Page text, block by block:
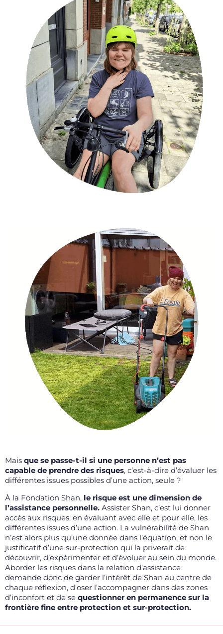
Mais que se passe-t-il si une personne n’est pas
capable de prendre des risques, c’est-à-dire d’évaluer les
différentes issues possibles d’une action, seule ?
À la Fondation Shan, le risque est une dimension de
l’assistance personnelle. Assister Shan, c’est lui donner
accès aux risques, en évaluant avec elle et pour elle, les
différentes issues d’une action. La vulnérabilité de Shan
n’est alors plus qu’une donnée dans l’équation, et non le
justificatif d’une sur-protection qui la priverait de
découvrir, d’expérimenter et d’évoluer au sein du monde.
Aborder les risques dans la relation d’assistance
demande donc de garder l’intérêt de Shan au centre de
chaque réflexion, d’oser l’accompagner dans des zones
d’inconfort et de se questionner en permanence sur la
frontière fine entre protection et sur-protection.